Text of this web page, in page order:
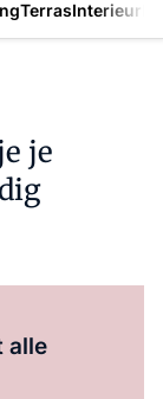
TerrasInterieur
je
alle